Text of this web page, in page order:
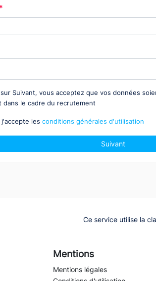
Suivant, vous acceptez que vos données
dans le cadre du recrutement
j'accepte lesconditions générales d'utilisation
Suivant
Ce service utilise la
Mentions
Mentions légales